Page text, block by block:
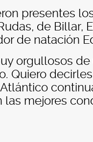
presentes
de Billar,
de natación
orgullosos
Quiero
mejores